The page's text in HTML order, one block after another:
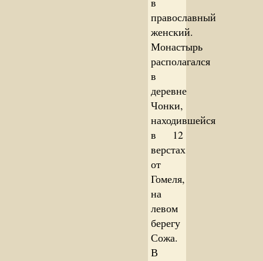
православный
женский.
Монастырь
располагался
в
деревне
Чонки,
находившейся
в 12
верстах
от
Гомеля,
на
левом
берегу
Сожа.
В